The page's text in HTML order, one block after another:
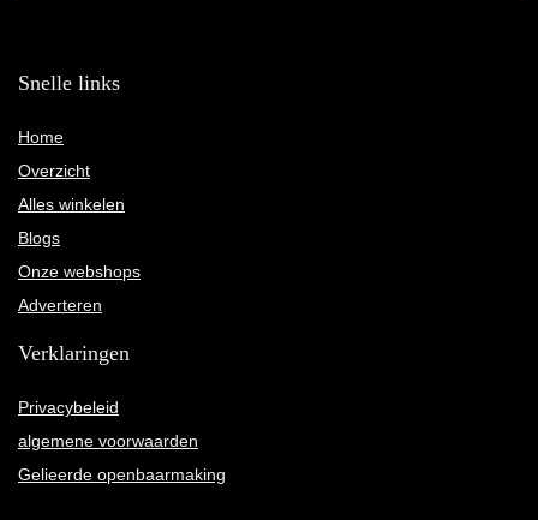
Snelle links
Home
Overzicht
Alles winkelen
Blogs
Onze webshops
Adverteren
Verklaringen
Privacybeleid
algemene voorwaarden
Gelieerde openbaarmaking